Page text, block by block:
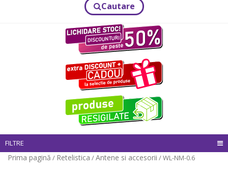
Cautare
FILTRE
Prima pagină / Retelistica /Antene si accesorii / WL-NM-0.6